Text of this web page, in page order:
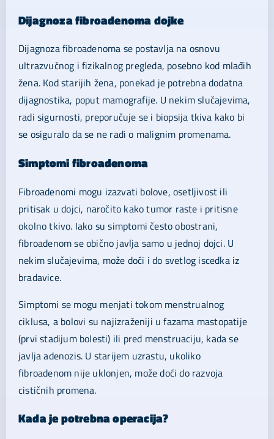
Dijagnoza fibroadenoma dojke
Dijagnoza fibroadenoma se postavlja na osnovu
ultrazvučnog i fizikalnog pregleda, posebno kod mlađih
žena. Kod starijih žena, ponekad je potrebna dodatna
dijagnostika, poput mamografije. U nekim slučajevima,
radi sigurnosti, preporučuje se i biopsija tkiva kako bi
se osiguralo da se ne radi o malignim promenama.
Simptomi fibroadenoma
Fibroadenomi mogu izazvati bolove, osetljivost ili
pritisak u dojci, naročito kako tumor raste i pritisne
okolno tkivo. Iako su simptomi često obostrani,
fibroadenom se obično javlja samo u jednoj dojci. U
nekim slučajevima, može doći i do svetlog iscedka iz
bradavice.
Simptomi se mogu menjati tokom menstrualnog
ciklusa, a bolovi su najizraženiji u fazama mastopatije
(prvi stadijum bolesti) ili pred menstruaciju, kada se
javlja adenozis. U starijem uzrastu, ukoliko
fibroadenom nije uklonjen, može doći do razvoja
cističnih promena.
Kada je potrebna operacija?